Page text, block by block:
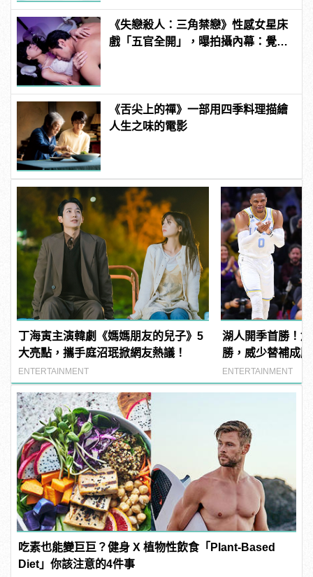
《失戀殺人：三角禁戀》性感女星床
戲「五官全開」，曝拍攝內幕：覺得
《舌尖上的禪》一部用四季料理描繪
人生之味的電影
丁海寅主演韓劇《媽媽朋友的兒子》5
大亮點，攜手庭沼珉掀網友熱議！
ENTERTAINMENT
湖人開季首勝！
勝，威少替補成
ENTERTAINMENT
吃素也能變巨巨？健身 X 植物性飲食「Plant-Based
Diet」你該注意的4件事